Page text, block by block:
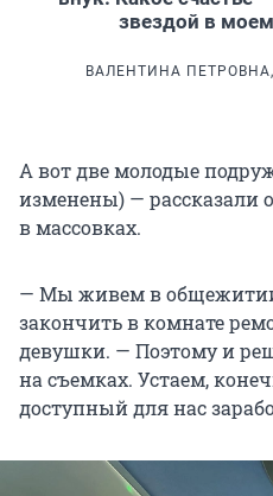
звездой в
ВАЛЕНТИНА
А вот две молодые
изменены) — рассказали
в массовках.
— Мы живем в
закончить в комнате
девушки. — Поэтому и
на съемках. Устаем,
доступный для нас